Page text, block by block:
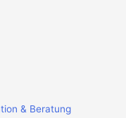
& Beratung